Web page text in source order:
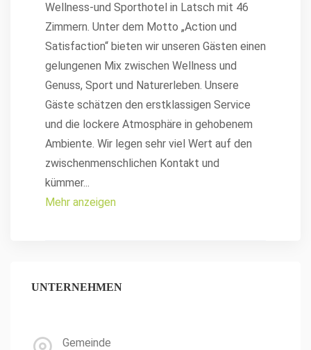
Wellness-und Sporthotel in Latsch mit 46
Zimmern. Unter dem Motto „Action und
Satisfaction“ bieten wir unseren Gästen einen
gelungenen Mix zwischen Wellness und
Genuss, Sport und Naturerleben. Unsere
Gäste schätzen den erstklassigen Service
und die lockere Atmosphäre in gehobenem
Ambiente. Wir legen sehr viel Wert auf den
zwischenmenschlichen Kontakt und
kümmer...
Mehr anzeigen
UNTERNEHMEN
Gemeinde